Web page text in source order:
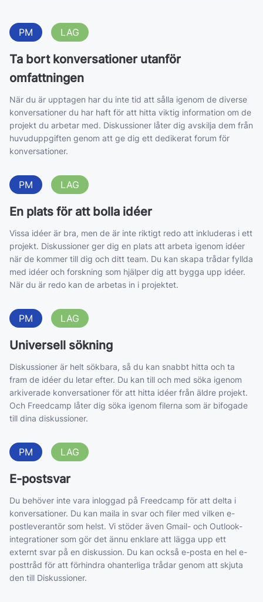
PM LAG
Ta bort konversationer utanför
omfattningen
När du är upptagen har du inte tid att sålla igenom de diverse
konversationer du har haft för att hitta viktig information om de
projekt du arbetar med. Diskussioner låter dig avskilja dem från
huvuduppgiften genom att ge dig ett dedikerat forum för
konversationer.
PM LAG
En plats för att bolla idéer
Vissa idéer är bra, men de är inte riktigt redo att inkluderas i ett
projekt. Diskussioner ger dig en plats att arbeta igenom idéer
när de kommer till dig och ditt team. Du kan skapa trådar fyllda
med idéer och forskning som hjälper dig att bygga upp idéer.
När du är redo kan de arbetas in i projektet.
PM LAG
Universell sökning
Diskussioner är helt sökbara, så du kan snabbt hitta och ta
fram de idéer du letar efter. Du kan till och med söka igenom
arkiverade konversationer för att hitta idéer från äldre projekt.
Och Freedcamp låter dig söka igenom filerna som är bifogade
till dina diskussioner.
PM LAG
E-postsvar
Du behöver inte vara inloggad på Freedcamp för att delta i
konversationer. Du kan maila in svar och filer med vilken e-
postleverantör som helst. Vi stöder även Gmail- och Outlook-
integrationer som gör det ännu enklare att lägga upp ett
externt svar på en diskussion. Du kan också e-posta en hel e-
posttråd för att förhindra ohanterliga trådar genom att skjuta
den till Diskussioner.